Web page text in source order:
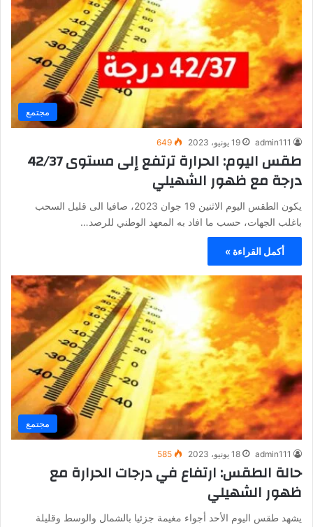
مجتمع
admin111 19 يونيو، 2023 649
طقس اليوم: الحرارة ترتفع إلى مستوى 42/37
درجة مع ظهور الشهيلي
يكون الطقس اليوم الاثنين 19 جوان 2023، صافيا الى قليل السحب
باغلب الجهات، حسب ما افاد به المعهد الوطني للرصد…
أكمل القراءة »
مجتمع
admin111 18 يونيو، 2023 585
حالة الطقس: ارتفاع في درجات الحرارة مع
ظهور الشهيلي
يشهد طقس اليوم الأحد أجواء مغيمة جزئيا بالشمال والوسط وقليلة